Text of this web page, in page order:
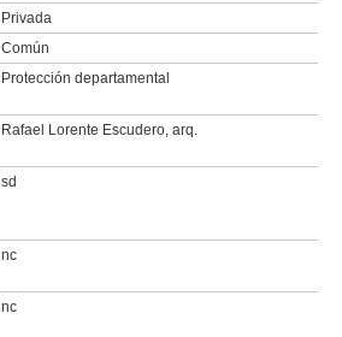
Privada
Común
Protección departamental
Rafael Lorente Escudero, arq.
sd
nc
nc